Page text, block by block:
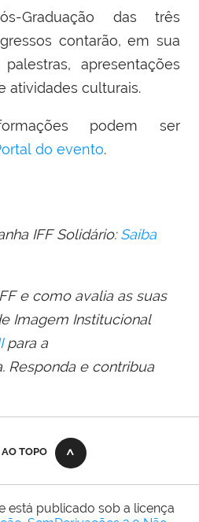
Graduação das três
contarão, em sua
apresentações
atividades culturais.
podem ser
do evento.
IFF Solidário:Saiba
e como avalia as suas
Imagem Institucional
para a
Responda e contribua
TOPO
está publicado sob a licença